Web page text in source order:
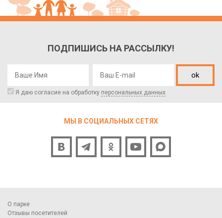
ПОДПИШИСЬ НА РАССЫЛКУ!
ok
Я даю согласие на обработку персональных данных
МЫ В СОЦИАЛЬНЫХ СЕТЯХ
О парке
Отзывы посетителей